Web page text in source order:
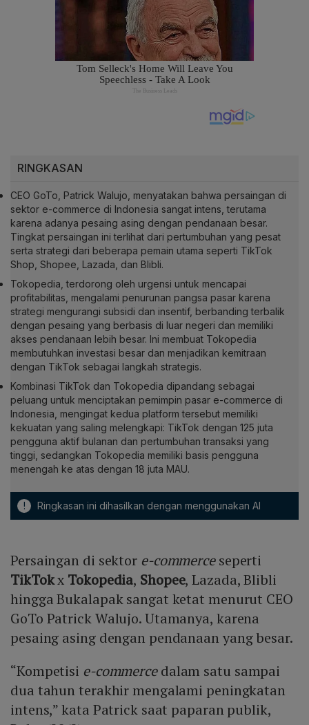
RINGKASAN
CEO GoTo, Patrick Walujo, menyatakan bahwa persaingan di
sektor e-commerce di Indonesia sangat intens, terutama
karena adanya pesaing asing dengan pendanaan besar.
Tingkat persaingan ini terlihat dari pertumbuhan yang pesat
serta strategi dari beberapa pemain utama seperti TikTok
Shop, Shopee, Lazada, dan Blibli.
Tokopedia, terdorong oleh urgensi untuk mencapai
profitabilitas, mengalami penurunan pangsa pasar karena
strategi mengurangi subsidi dan insentif, berbanding terbalik
dengan pesaing yang berbasis di luar negeri dan memiliki
akses pendanaan lebih besar. Ini membuat Tokopedia
membutuhkan investasi besar dan menjadikan kemitraan
dengan TikTok sebagai langkah strategis.
Kombinasi TikTok dan Tokopedia dipandang sebagai
peluang untuk menciptakan pemimpin pasar e-commerce di
Indonesia, mengingat kedua platform tersebut memiliki
kekuatan yang saling melengkapi: TikTok dengan 125 juta
pengguna aktif bulanan dan pertumbuhan transaksi yang
tinggi, sedangkan Tokopedia memiliki basis pengguna
menengah ke atas dengan 18 juta MAU.
! Ringkasan ini dihasilkan dengan menggunakan AI
Persaingan di sektor e-commerceseperti
TikTokx Tokopedia, Shopee, Lazada, Blibli
hingga Bukalapak sangat ketat menurut CEO
GoTo Patrick Walujo. Utamanya, karena
pesaing asing dengan pendanaan yang besar.
“Kompetisi e-commercedalam satu sampai
dua tahun terakhir mengalami peningkatan
intens,” kata Patrick saat paparan publik,